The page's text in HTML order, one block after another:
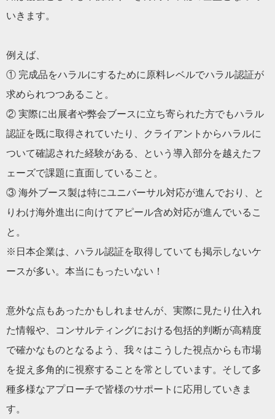
いきます。
例えば、
① 完成品をハラルにするために原料レベルでハラル認証が
求められつつあること。
② 実際に出展者や弊会ブースに立ち寄られた方でもハラル
認証を既に取得されていたり、クライアントからハラルに
ついて確認された経験がある、という導入部分を越えたフ
ェーズで課題に直面していること。
③ 海外ブース製は特にユニバーサル対応が進んでおり、と
りわけ海外進出に向けてアピール含め対応が進んでいるこ
と。
※日本企業は、ハラル認証を取得していても掲示しないケ
ースが多い。本当にもったいない！
意外な点もあったかもしれませんが、実際に見たり仕入れ
た情報や、コンサルティングにおける包括的判断が高精度
で確かなものとなるよう、我々はこうした視点からも市場
を捉え多角的に視察することを常としています。そして多
種多様なアプローチで皆様のサポートに応用していきま
す。